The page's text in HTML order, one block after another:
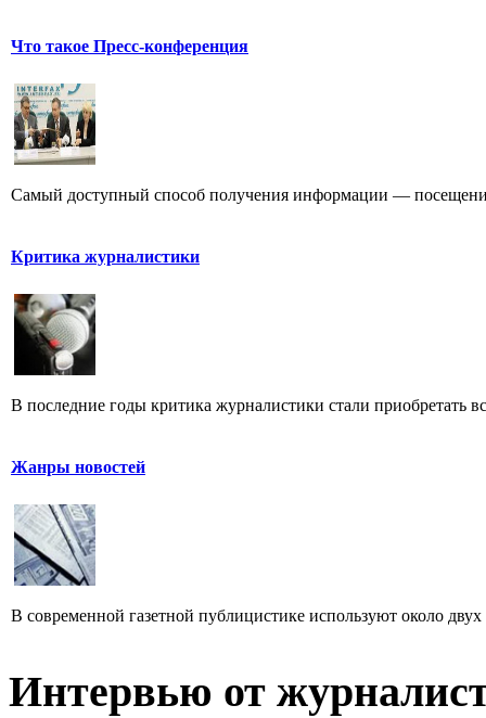
Что такое Пресс-конференция
Самый доступный способ получения информации —
Критика журналистики
В последние годы критика журналистики стали приобретать
Жанры новостей
В современной газетной публицистике используют около двух
Интервью от